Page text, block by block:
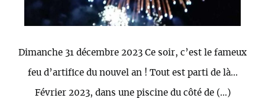
Dimanche 31 décembre 2023 Ce soir, c’est le fameux
feu d’artifice du nouvel an ! Tout est parti de là...
Février 2023, dans une piscine du côté de (…)